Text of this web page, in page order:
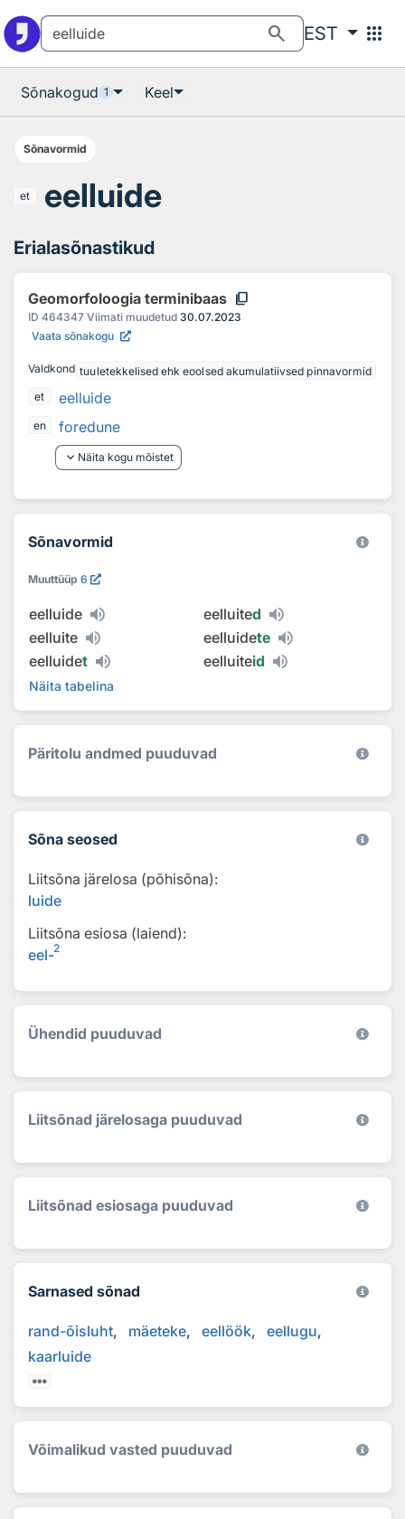
search EST apps
Sõnakogud 1 Keel
Sõnavormid
et eelluide
Erialasõnastikud
Geomorfoloogia terminibaas content_copy
ID 464347 Viimati muudetud 30.07.2023
Vaata sõnakogu
Valdkond tuuletekkelised ehk eoolsed akumulatiivsed pinnavormid
et
eelluide
en
foredune
keyboard_arrow_down Näita kogu mõistet
Sõnavormid
Muuttüüp 6
eelluide eelluited
eelluite
eelluidete
eelluidet eelluiteid
Näita tabelina
Päritolu andmed puuduvad
Sõna seosed
Liitsõna järelosa (põhisõna):
luide
Liitsõna esiosa (laiend):
eel-2
Ühendid puuduvad
Liitsõnad järelosaga puuduvad
Liitsõnad esiosaga puuduvad
Sarnased sõnad
rand-õisluht mäeteke eellöök
eellugu
kaarluide
Võimalikud vasted puuduvad